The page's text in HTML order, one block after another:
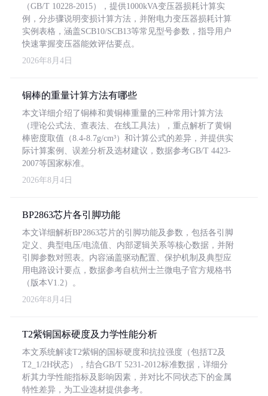
（GB/T 10228-2015），提供1000kVA变压器损耗计算实
例，分步骤说明变损计算方法，并附电力变压器损耗计算
实例表格，涵盖SCB10/SCB13等常见型号参数，指导用户
快速掌握变压器能效评估要点。
2026年8月4日
铜棒的重量计算方法有哪些
本文详细介绍了铜棒和黄铜棒重量的三种常用计算方法
（理论公式法、查表法、在线工具法），重点解析了黄铜
棒密度取值（8.4-8.7g/cm³）和计算公式的差异，并提供实
际计算案例、误差分析及选材建议，数据参考GB/T 4423-
2007等国家标准。
2026年8月4日
BP2863芯片各引脚功能
本文详细解析BP2863芯片的引脚功能及参数，包括各引脚
定义、典型电压/电流值、内部逻辑关系等核心数据，并附
引脚参数对照表。内容涵盖驱动配置、保护机制及典型应
用电路设计要点，数据参考自杭州士兰微电子官方规格书
（版本V1.2）。
2026年8月4日
T2紫铜国标硬度及力学性能分析
本文系统解读T2紫铜的国标硬度和抗拉强度（包括T2及
T2_1/2H状态），结合GB/T 5231-2012标准数据，详细分
析其力学性能指标及影响因素，并对比不同状态下的金属
特性差异，为工业选材提供参考。